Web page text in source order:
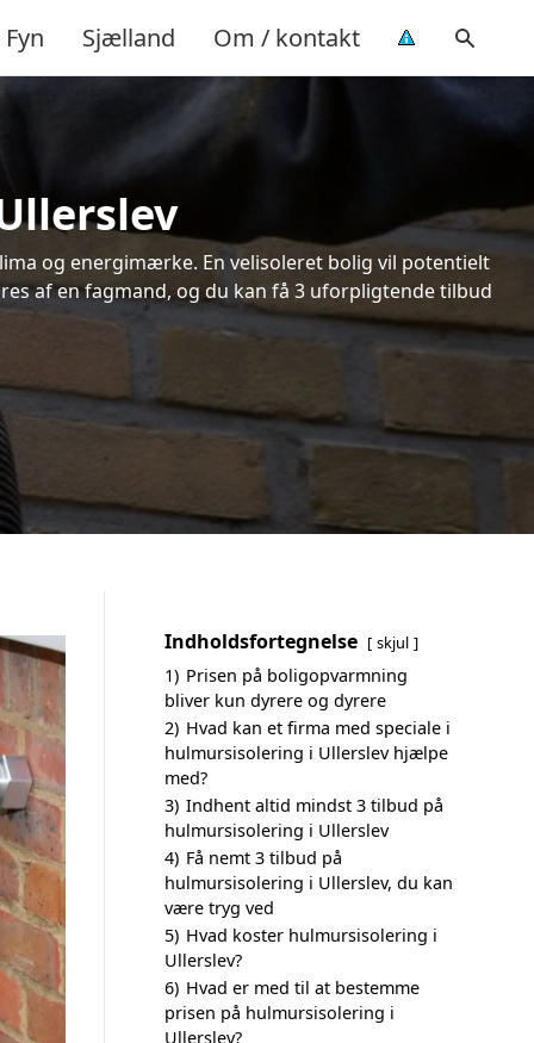
Fyn Sjælland Om / kontakt
og energimærke. En velisoleret bolig vil potentielt
af en fagmand, og du kan få 3 uforpligtende tilbud
Indholdsfortegnelse skjul
1) Prisen på boligopvarmning
bliver kun dyrere og dyrere
2) Hvad kan et firma med speciale i
hulmursisolering i Ullerslev hjælpe
med?
3) Indhent altid mindst 3 tilbud på
hulmursisolering i Ullerslev
4) Få nemt 3 tilbud på
hulmursisolering i Ullerslev, du kan
være tryg ved
5) Hvad koster hulmursisolering i
Ullerslev?
6) Hvad er med til at bestemme
prisen på hulmursisolering i
Ullerslev?